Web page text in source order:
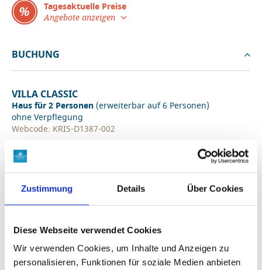
Zustimmung Details Über Cookies
Diese Webseite verwendet Cookies
Wir verwenden Cookies, um Inhalte und Anzeigen zu
personalisieren, Funktionen für soziale Medien anbieten
Tagesaktuelle Preise
Angebote anzeigen
BUCHUNG
VILLA CLASSIC
Haus für 2 Personen (erweiterbar auf 6 Personen)
ohne Verpflegung
Webcode: KRIS-D1387-002
2+4 Personen, 55 qm
EG: Wohnraum mit Schlafsofa, Küche, 1
Doppelschlafzimmer mit Queen-Size-Bett, 1
Zweibettzimmer, 2 Badezimmer mit Dusche, Balkon oder
Terrasse zur Meerseite
VILLA CLASSIC (ALL INCLUSIVE)
All inclusive
Webcode: KRIS-D1387-001